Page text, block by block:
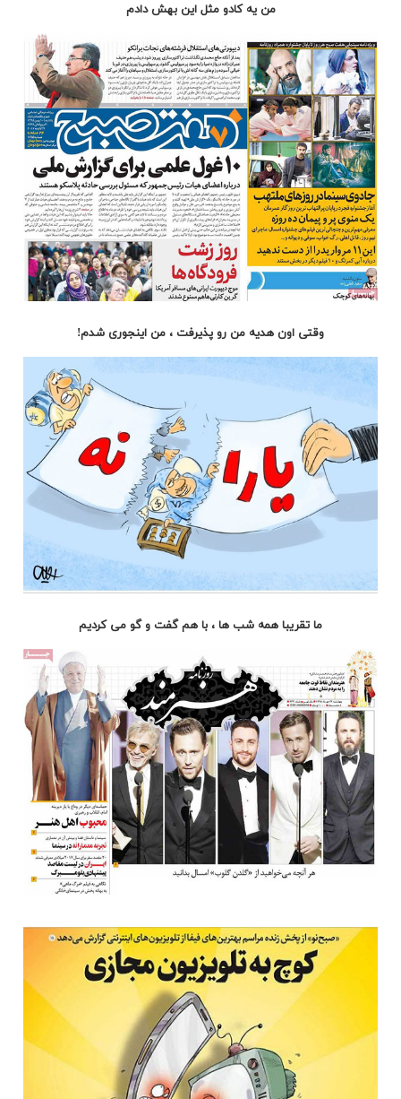
من یه کادو مثل این بهش دادم
وقتی اون هدیه من رو پذیرفت ، من اینجوری شدم!
ما تقریبا همه شب ها ، با هم گفت و گو می کردیم